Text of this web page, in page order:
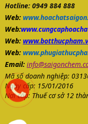
Hotline: 0949 884 888
Web:
Web:
Web:
Web:
Email:
Mã số doanh nghiệp:
Ngày cấp: 15/01/2016
Nơi cấp: Thuế cơ sở 12